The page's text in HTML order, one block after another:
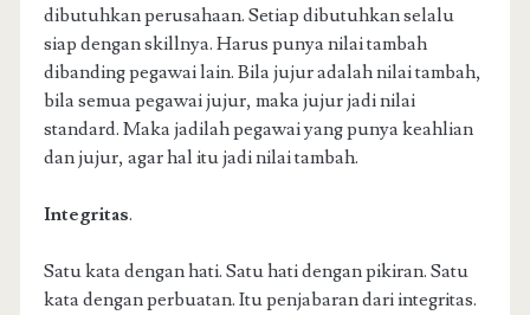
dibutuhkan perusahaan. Setiap dibutuhkan selalu
siap dengan skillnya. Harus punya nilai tambah
dibanding pegawai lain. Bila jujur adalah nilai tambah,
bila semua pegawai jujur, maka jujur jadi nilai
standard. Maka jadilah pegawai yang punya keahlian
dan jujur, agar hal itu jadi nilai tambah.
Integritas.
Satu kata dengan hati. Satu hati dengan pikiran. Satu
kata dengan perbuatan. Itu penjabaran dari integritas.